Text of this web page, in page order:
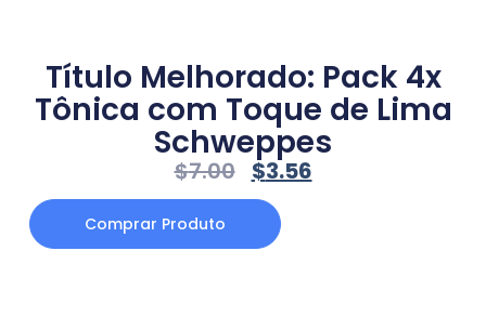
Título Melhorado: Pack 4x
Tônica com Toque de Lima
Schweppes
$7.00 $3.56
Comprar Produto